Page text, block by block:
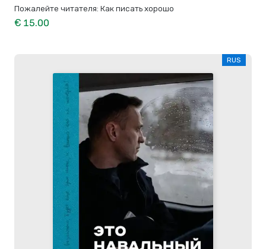
Пожалейте читателя: Как писать хорошо
€ 15.00
RUS